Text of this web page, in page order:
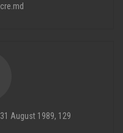
August 1989, 129